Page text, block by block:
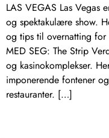
LAS VEGAS Las Vegas
og spektakulære show.
og tips til overnatting for
MED SEG: The Strip
og kasinokomplekser.
imponerende fontener
restauranter. […]